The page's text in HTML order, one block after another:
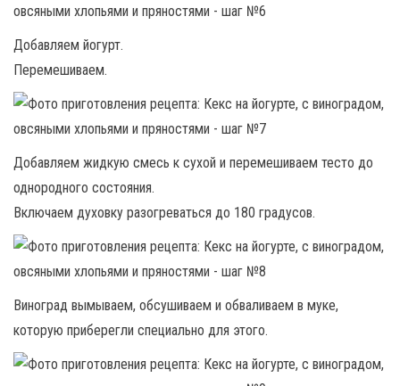
Добавляем йогурт.
Перемешиваем.
Добавляем жидкую смесь к сухой и перемешиваем тесто до
однородного состояния.
Включаем духовку разогреваться до 180 градусов.
Виноград вымываем, обсушиваем и обваливаем в муке,
которую приберегли специально для этого.